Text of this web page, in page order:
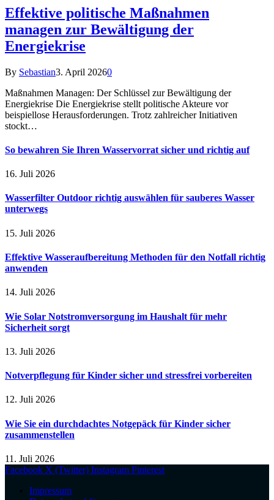
Effektive politische Maßnahmen
managen zur Bewältigung der
Energiekrise
By Sebastian3. April 20260
Maßnahmen Managen: Der Schlüssel zur Bewältigung der
Energiekrise Die Energiekrise stellt politische Akteure vor
beispiellose Herausforderungen. Trotz zahlreicher Initiativen
stockt…
So bewahren Sie Ihren Wasservorrat sicher und richtig auf
16. Juli 2026
Wasserfilter Outdoor richtig auswählen für sauberes Wasser
unterwegs
15. Juli 2026
Effektive Wasseraufbereitung Methoden für den Notfall richtig
anwenden
14. Juli 2026
Wie Solar Notstromversorgung im Haushalt für mehr
Sicherheit sorgt
13. Juli 2026
Notverpflegung für Kinder sicher und stressfrei vorbereiten
12. Juli 2026
Wie Sie ein durchdachtes Notgepäck für Kinder sicher
zusammenstellen
11. Juli 2026
Facebook X (Twitter) Instagram Pinterest
Impressum